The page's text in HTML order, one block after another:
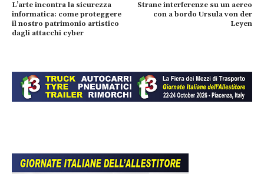
L’arte incontra la sicurezza
informatica: come proteggere
il nostro patrimonio artistico
dagli attacchi cyber
Strane interferenze su un aereo
con a bordo Ursula von der
Leyen